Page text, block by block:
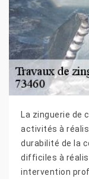
La zinguerie de
activités à
durabilité de la
difficiles à
intervention